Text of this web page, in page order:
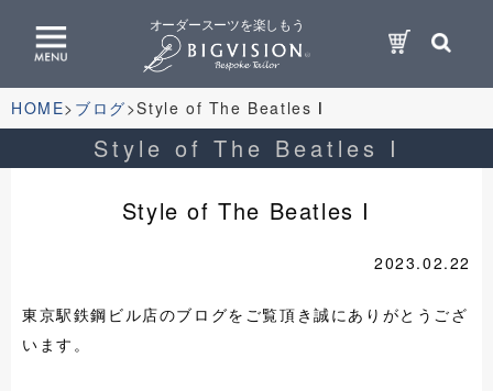
オーダースーツを楽しもう
HOME ブログ Style of The Beatles Ⅰ
Style of The Beatles Ⅰ
Style of The Beatles Ⅰ
2023.02.22
東京駅鉄鋼ビル店のブログをご覧頂き誠にありがとうござ
います。